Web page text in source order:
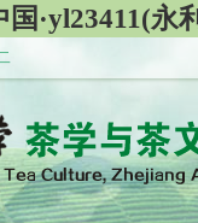
国·yl23411(永